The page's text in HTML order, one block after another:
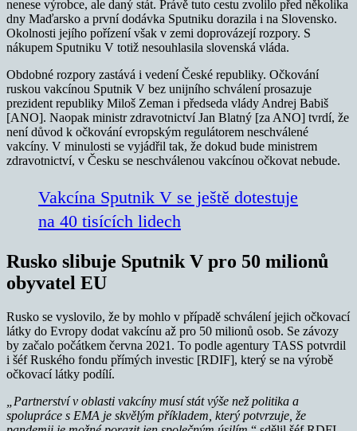
nenese výrobce, ale daný stát. Právě tuto cestu zvolilo před několika
dny Maďarsko a první dodávka Sputniku dorazila i na Slovensko.
Okolnosti jejího pořízení však v zemi doprovázejí rozpory. S
nákupem Sputniku V totiž nesouhlasila slovenská vláda.
Obdobné rozpory zastává i vedení České republiky. Očkování
ruskou vakcínou Sputnik V bez unijního schválení prosazuje
prezident republiky Miloš Zeman i předseda vlády Andrej Babiš
[ANO]. Naopak ministr zdravotnictví Jan Blatný [za ANO] tvrdí, že
není důvod k očkování evropským regulátorem neschválené
vakcíny. V minulosti se vyjádřil tak, že dokud bude ministrem
zdravotnictví, v Česku se neschválenou vakcínou očkovat nebude.
Vakcína Sputnik V se ještě dotestuje
na 40 tisících lidech
Rusko slibuje Sputnik V pro 50 milionů
obyvatel EU
Rusko se vyslovilo, že by mohlo v případě schválení jejich očkovací
látky do Evropy dodat vakcínu až pro 50 milionů osob. Se závozy
by začalo počátkem června 2021. To podle agentury TASS potvrdil
i šéf Ruského fondu přímých investic [RDIF], který se na výrobě
očkovací látky podílí.
„Partnerství v oblasti vakcíny musí stát výše než politika a
spolupráce s EMA je skvělým příkladem, který potvrzuje, že